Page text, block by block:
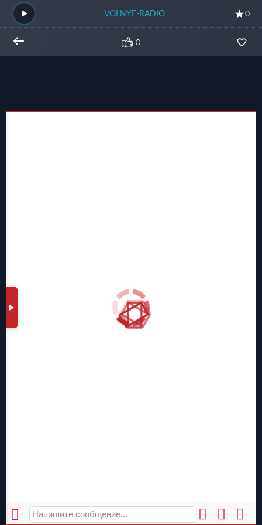
VOLNYE-RADIO 0
0